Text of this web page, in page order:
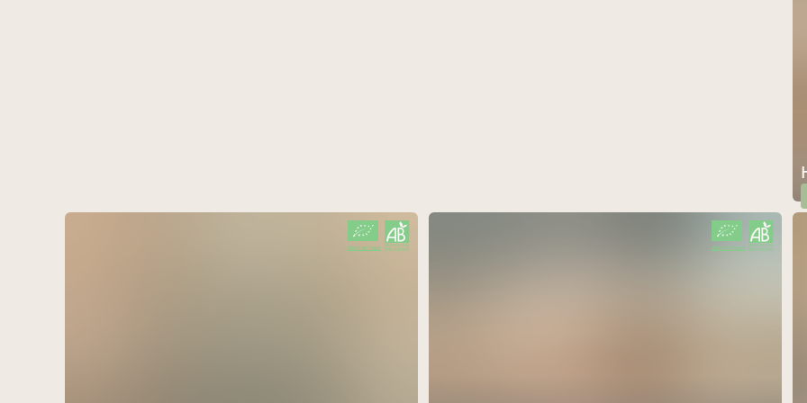
CERTIFIÉ PAR FR-BIO-09
AGRICULTURE FRANCE